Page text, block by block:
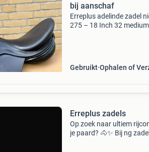
bij aanschaf
Erreplus adelinde zadel
275 – 18 Inch 32
Gebruikt Ophalen of
Erreplus zadels
Op zoek naar ultiem
je paard? 🐴✨ Bij ng